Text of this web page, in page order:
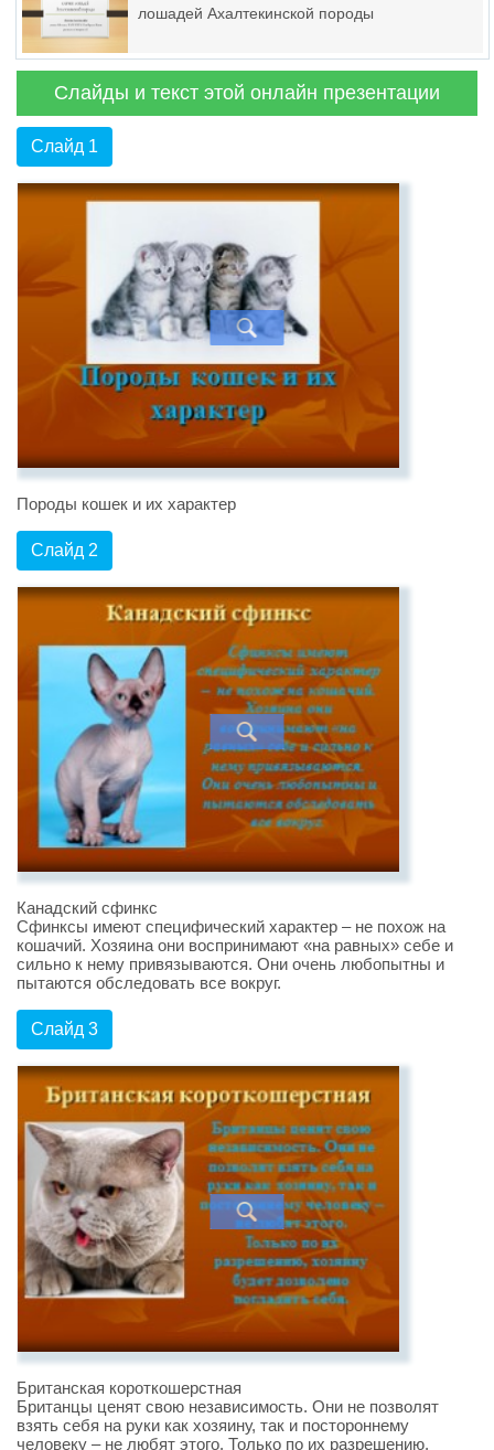
лошадей Ахалтекинской породы
Слайды и текст этой онлайн презентации
Слайд 1
Породы кошек и их характер
Слайд 2
Канадский сфинкс
Сфинксы имеют специфический характер – не похож на
кошачий. Хозяина они воспринимают «на равных» себе и
сильно к нему привязываются. Они очень любопытны и
пытаются обследовать все вокруг.
Слайд 3
Британская короткошерстная
Британцы ценят свою независимость. Они не позволят
взять себя на руки как хозяину, так и постороннему
человеку – не любят этого. Только по их разрешению,